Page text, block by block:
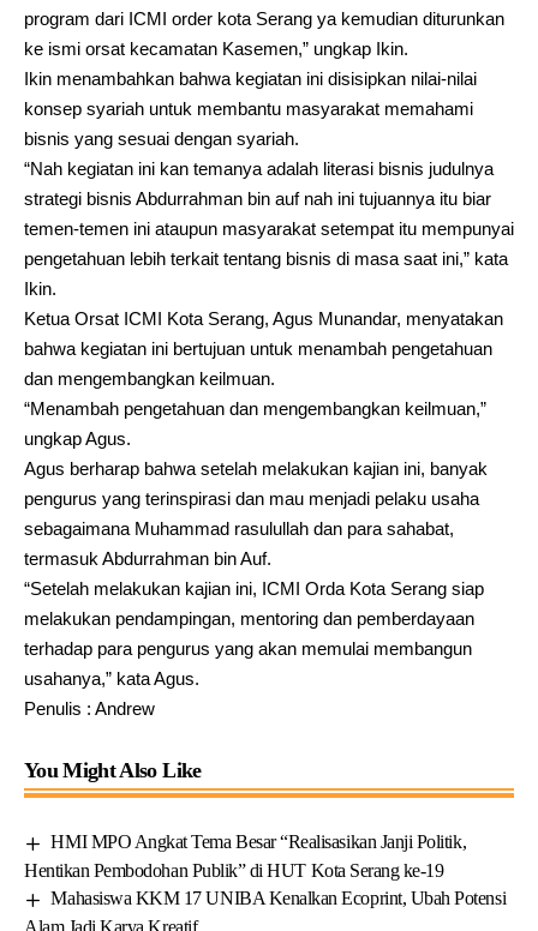
program dari ICMI order kota Serang ya kemudian diturunkan
ke ismi orsat kecamatan Kasemen,” ungkap Ikin.
Ikin menambahkan bahwa kegiatan ini disisipkan nilai-nilai
konsep syariah untuk membantu masyarakat memahami
bisnis yang sesuai dengan syariah.
“Nah kegiatan ini kan temanya adalah literasi bisnis judulnya
strategi bisnis Abdurrahman bin auf nah ini tujuannya itu biar
temen-temen ini ataupun masyarakat setempat itu mempunyai
pengetahuan lebih terkait tentang bisnis di masa saat ini,” kata
Ikin.
Ketua Orsat ICMI Kota Serang, Agus Munandar, menyatakan
bahwa kegiatan ini bertujuan untuk menambah pengetahuan
dan mengembangkan keilmuan.
“Menambah pengetahuan dan mengembangkan keilmuan,”
ungkap Agus.
Agus berharap bahwa setelah melakukan kajian ini, banyak
pengurus yang terinspirasi dan mau menjadi pelaku usaha
sebagaimana Muhammad rasulullah dan para sahabat,
termasuk Abdurrahman bin Auf.
“Setelah melakukan kajian ini, ICMI Orda Kota Serang siap
melakukan pendampingan, mentoring dan pemberdayaan
terhadap para pengurus yang akan memulai membangun
usahanya,” kata Agus.
Penulis : Andrew
You Might Also Like
HMI MPO Angkat Tema Besar “Realisasikan Janji Politik,
Hentikan Pembodohan Publik” di HUT Kota Serang ke-19
Mahasiswa KKM 17 UNIBA Kenalkan Ecoprint, Ubah Potensi
Alam Jadi Karya Kreatif